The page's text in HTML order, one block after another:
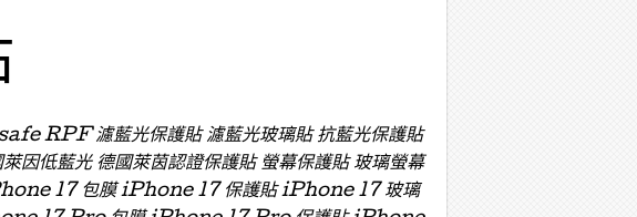
RPF 濾藍光保護貼 濾藍光玻璃貼 抗藍光保護貼
因低藍光 德國萊茵認證保護貼 螢幕保護貼 玻璃螢幕
17 包膜 iPhone 17 保護貼 iPhone 17 玻璃